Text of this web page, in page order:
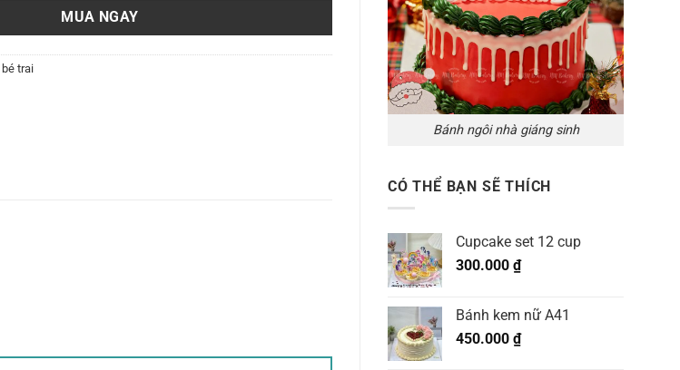
Bánh ngôi nhà giáng sinh
CÓ THỂ BẠN SẼ THÍCH
Cupcake set 12 cup
300.000 ₫
Bánh kem nữ A41
450.000 ₫
MUA NGAY
trai